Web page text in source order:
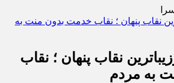
نقاب پنهان ؛ نقاب
به مردم